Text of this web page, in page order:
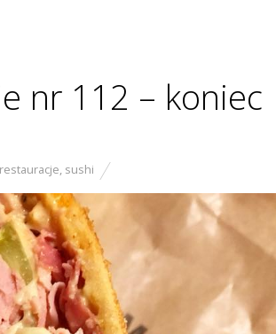
nr 112 – koniec
, sushi